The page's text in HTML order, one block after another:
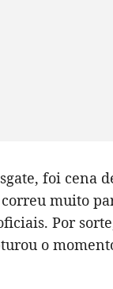
foi cena
muito
Por
o